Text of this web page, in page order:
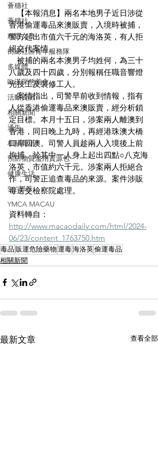
薈穗社
薈穗社
精選文章
街總社區青年服務隊
多媒體
歐漢琛慈善會
活動資訊
相關新聞
通告
相關資訊
預防物質濫用資源包
健康生活
S.Y.部落
YMCA MACAU
【本報消息】兩名本地男子近日涉從
香港偷運毒品來澳販賣，入境時被捕，
警方起出市值六千元的海洛英，有人拒
絕交代案情。
被捕的兩名本澳男子均姓何，為三十
八歲及四十四歲，分別報稱任職音響燈
光技工及裝修工人。
案情指出，司警早前收到情報，指有
人從香港偷運毒品來澳販賣，經分析鎖
定目標。本月十五日，涉案兩人離澳到
香港，同日晚上九時，再經港珠澳大橋
口岸回澳。司警人員趁兩人入境後上前
拘捕，於其中一人身上起出四點○八克海
洛英，市值約六千元。涉案兩人拒絕合
作，司警正追查毒品的來源。案件涉販
毒送交檢察院處理。
資料轉自：
http://www.macaodaily.com/html/2024-
06/23/content_1763750.htm
毒品販運危險藥物運毒海洛英偷運毒品
相關新聞
最新文章 查看全部